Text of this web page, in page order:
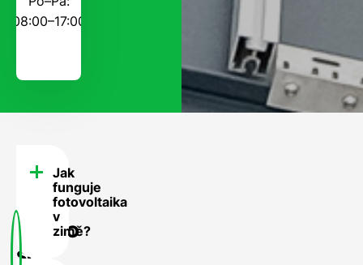
08:00–17:00
FAQ
-
Často
se
Jak
funguje
fotovoltaika
v
zimě?